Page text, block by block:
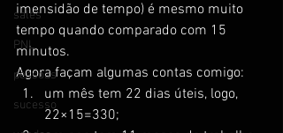
sales
PNL
pessoas
sucesso
imensidão de tempo) é mesmo muito
tempo quando comparado com 15
minutos.
Agora façam algumas contas comigo:
um mês tem 22 dias úteis, logo,
22×15=330;